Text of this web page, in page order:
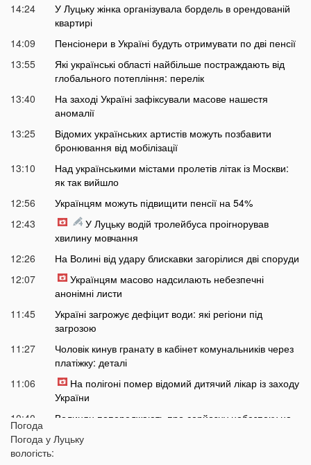
14:24
У Луцьку жінка організувала бордель в орендованій
квартирі
14:09
Пенсіонери в Україні будуть отримувати по дві пенсії
13:55
Які українські області найбільше постраждають від
глобального потепління: перелік
13:40
На заході Україні зафіксували масове нашестя
аномалії
13:25
Відомих українських артистів можуть позбавити
бронювання від мобілізації
13:10
Над українськими містами пролетів літак із Москви:
як так вийшло
12:56
Українцям можуть підвищити пенсії на 54%
12:43
У Луцьку водій тролейбуса проігнорував
хвилину мовчання
12:26
На Волині від удару блискавки загорілися дві споруди
12:07
Українцям масово надсилають небезпечні
анонімні листи
11:45
Україні загрожує дефіцит води: які регіони під
загрозою
11:27
Чоловік кинув гранату в кабінет комунальників через
платіжку: деталі
11:06
На полігоні помер відомий дитячий лікар із заходу
України
10:40
Волинян попереджають про серйозну небезпеку на
10:15
Погода
Погода у Луцьку
вологість: